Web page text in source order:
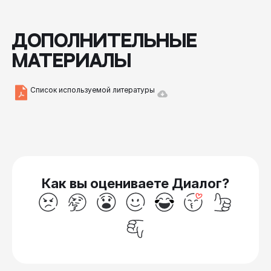
ДОПОЛНИТЕЛЬНЫЕ
МАТЕРИАЛЫ
Список используемой литературы
Как вы оцениваете Диалог?